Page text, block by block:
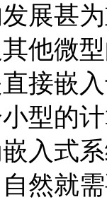
展甚
他微
接嵌
型的
入式
然就